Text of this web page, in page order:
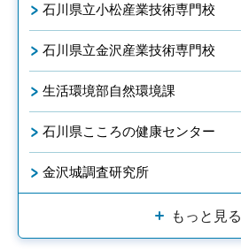
石川県立小松産業技術専門校
石川県立金沢産業技術専門校
生活環境部自然環境課
石川県こころの健康センター
金沢城調査研究所
もっと見る